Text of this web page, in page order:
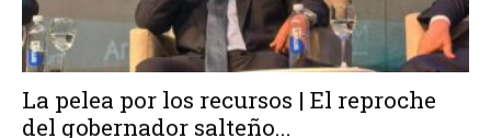
La pelea por los recursos | El reproche
del gobernador salteño...